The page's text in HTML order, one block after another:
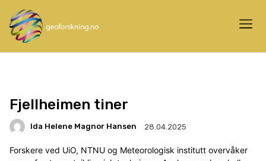
Fjellheimen tiner
Ida Helene Magnor Hansen 28.04.2025
Forskere ved UiO, NTNU og Meteorologisk institutt overvåker